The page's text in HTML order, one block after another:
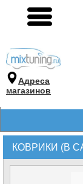
Адреса
магазинов
КОВРИКИ (В